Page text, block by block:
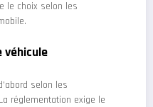
le choix selon les
selon les
réglementation exige le